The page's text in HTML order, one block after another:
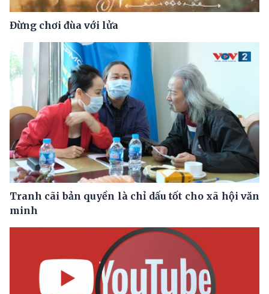
Đừng chơi đùa với lửa
Tranh cãi bản quyền là chỉ dấu tốt cho xã hội văn
minh